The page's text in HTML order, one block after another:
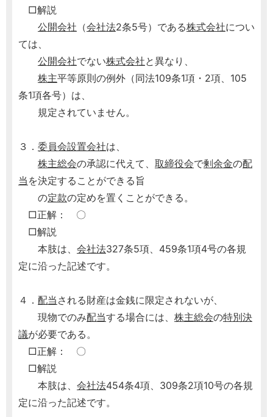
□解説
公開会社 （会社法2条5号）である株式会社につい
ては、
公開会社でない株式会社と異なり、
株主平等原則の例外（同法109条1項・2項、105
条1項各号）は、
規定されていません。
３． 委員会設置会社は、
株主総会の承認に代えて、 取締役会で剰余金の配
当 を決定することができる旨
の定款の定めを置くことができる。
□正解： 〇
□解説
本肢は、 会社法327条5項、459条1項4号の各規
定に沿った記述です。
４． 配当 される財産は金銭に限定されないが、
現物でのみ配当する場合には、 株主総会の特別決
議が必要である。
□正解： 〇
□解説
本肢は、 会社法454条4項、309条2項10号の各規
定に沿った記述です。